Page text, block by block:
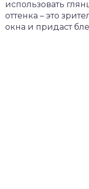
использовать
оттенка – это
окна и придаст